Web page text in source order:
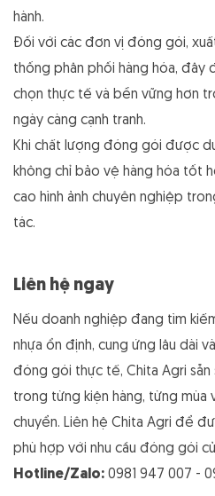
hành.
Đối với các đơn vị đóng gói,
thống phân phối hàng hóa, đây
chọn thực tế và bền vững hơn
ngày càng cạnh tranh.
Khi chất lượng đóng gói được
không chỉ bảo vệ hàng hóa tốt
cao hình ảnh chuyên nghiệp
tác.
Liên hệ ngay
Nếu doanh nghiệp đang tìm
nhựa ổn định, cung ứng lâu dài
đóng gói thực tế, Chita Agri sẵn
trong từng kiện hàng, từng mùa
chuyển. Liên hệ Chita Agri để
phù hợp với nhu cầu đóng gói
Hotline/Zalo: 0981 947 007 -